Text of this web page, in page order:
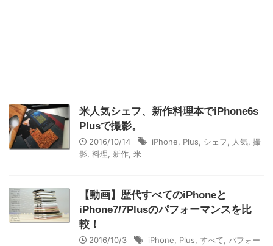
米人気シェフ、新作料理本でiPhone6s
Plusで撮影。
2016/10/14 iPhone Plus シェフ 人気 撮
影 料理 新作 米
【動画】歴代すべてのiPhoneと
iPhone7/7Plusのパフォーマンスを比
較！
2016/10/3 iPhone Plus すべて
パフォー